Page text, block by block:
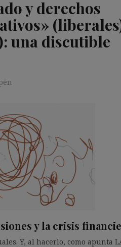
y derechos
una discutible
y la crisis
Y, al hacerlo, como apunta